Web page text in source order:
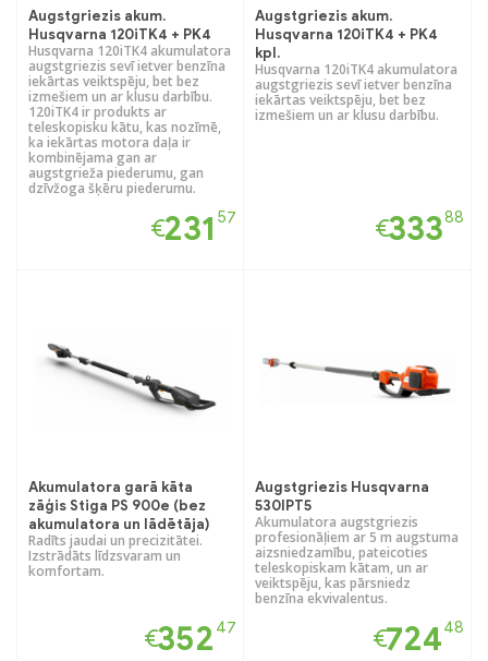
Augstgriezis akum.
Husqvarna 120iTK4 + PK4
Husqvarna 120iTK4 akumulatora
augstgriezis sevī ietver benzīna
iekārtas veiktspēju, bet bez
izmešiem un ar klusu darbību.
120iTK4 ir produkts ar
teleskopisku kātu, kas nozīmē,
ka iekārtas motora daļa ir
kombinējama gan ar
augstgrieža piederumu, gan
dzīvžoga šķēru piederumu.
€231 57
Augstgriezis akum.
Husqvarna 120iTK4 + PK4
kpl.
Husqvarna 120iTK4 akumulatora
augstgriezis sevī ietver benzīna
iekārtas veiktspēju, bet bez
izmešiem un ar klusu darbību.
€33388
Akumulatora garā kāta
zāģis Stiga PS 900e (bez
akumulatora un lādētāja)
Radīts jaudai un precizitātei.
Izstrādāts līdzsvaram un
komfortam.
€352 47
Augstgriezis Husqvarna
530IPT5
Akumulatora augstgriezis
profesionāļiem ar 5 m augstuma
aizsniedzamību, pateicoties
teleskopiskam kātam, un ar
veiktspēju, kas pārsniedz
benzīna ekvivalentus.
€72448